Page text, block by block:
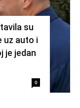
su
uz auto i
je jedan
0